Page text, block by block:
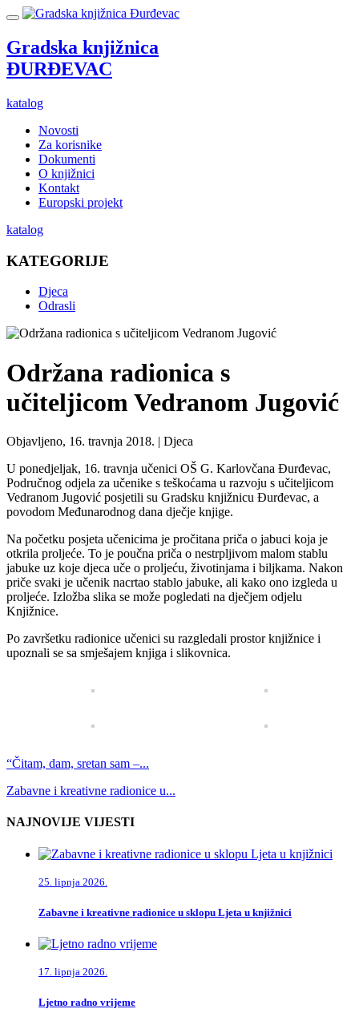
Gradska knjižnica
ĐURĐEVAC
katalog
Novosti
Za korisnike
Dokumenti
O knjižnici
Kontakt
Europski projekt
katalog
KATEGORIJE
Djeca
Odrasli
Održana radionica s
učiteljicom Vedranom Jugović
Objavljeno, 16. travnja 2018. | Djeca
U ponedjeljak, 16. travnja učenici OŠ G. Karlovčana Đurđevac,
Područnog odjela za učenike s teškoćama u razvoju s učiteljicom
Vedranom Jugović posjetili su Gradsku knjižnicu Đurđevac, a
povodom Međunarodnog dana dječje knjige.
Na početku posjeta učenicima je pročitana priča o jabuci koja je
otkrila proljeće. To je poučna priča o nestrpljivom malom stablu
jabuke uz koje djeca uče o proljeću, životinjama i biljkama. Nakon
priče svaki je učenik nacrtao stablo jabuke, ali kako ono izgleda u
proljeće. Izložba slika se može pogledati na dječjem odjelu
Knjižnice.
Po završetku radionice učenici su razgledali prostor knjižnice i
upoznali se sa smješajem knjiga i slikovnica.
“Čitam, dam, sretan sam –...
Zabavne i kreativne radionice u...
NAJNOVIJE VIJESTI
25. lipnja 2026.
Zabavne i kreativne radionice u sklopu Ljeta u knjižnici
17. lipnja 2026.
Ljetno radno vrijeme